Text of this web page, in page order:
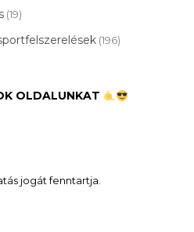
(19)
(196)
OLDALUNKAT
jogát fenntartja.